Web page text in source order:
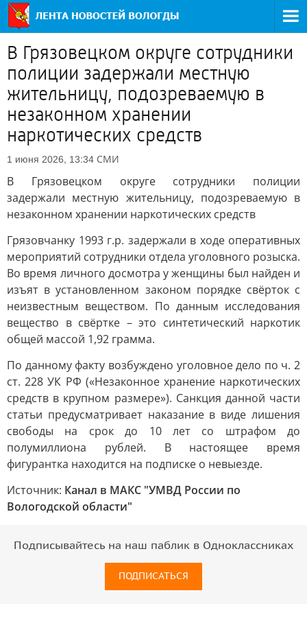
В Грязовецком округе сотрудники
полиции задержали местную
жительницу, подозреваемую в
незаконном хранении
наркотических средств
1 июня 2026, 13:34 СМИ
В Грязовецком округе сотрудники полиции
задержали местную жительницу, подозреваемую в
незаконном хранении наркотических средств
Грязовчанку 1993 г.р. задержали в ходе оперативных
мероприятий сотрудники отдела уголовного розыска.
Во время личного досмотра у женщины был найден и
изъят в установленном законом порядке свёрток с
неизвестным веществом. По данным исследования
вещество в свёртке – это синтетический наркотик
общей массой 1,92 грамма.
По данному факту возбуждено уголовное дело по ч. 2
ст. 228 УК РФ («Незаконное хранение наркотических
средств в крупном размере»). Санкция данной части
статьи предусматривает наказание в виде лишения
свободы на срок до 10 лет со штрафом до
полумиллиона рублей. В настоящее время
фигурантка находится на подписке о невыезде.
Источник: Канал в МАКС "УМВД России по
Вологодской области"
Подписывайтесь на наш паблик в Одноклассниках
ПОДПИСАТЬСЯ